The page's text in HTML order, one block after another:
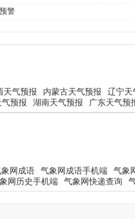
警
天气预报 内蒙古天气预报 辽宁天
预报 湖南天气预报 广东天气预
网成语 气象网成语手机端 气象
网历史手机端 气象网快递查询